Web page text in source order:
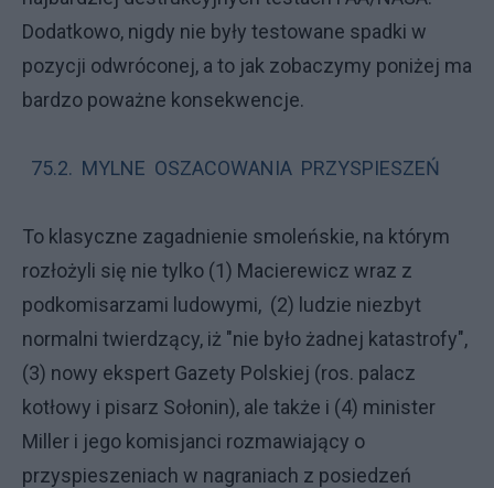
Dodatkowo, nigdy nie były testowane spadki w
pozycji odwróconej, a to jak zobaczymy poniżej ma
bardzo poważne konsekwencje.
75.2. MYLNE OSZACOWANIA PRZYSPIESZEŃ
To klasyczne zagadnienie smoleńskie, na którym
rozłożyli się nie tylko (1) Macierewicz wraz z
podkomisarzami ludowymi, (2) ludzie niezbyt
normalni twierdzący, iż "nie było żadnej katastrofy",
(3) nowy ekspert Gazety Polskiej (ros. palacz
kotłowy i pisarz Sołonin), ale także i (4) minister
Miller i jego komisjanci rozmawiający o
przyspieszeniach w nagraniach z posiedzeń